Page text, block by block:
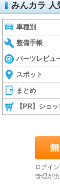
みんカラ 人
車種別
整備手帳
パーツレビュ
スポット
まとめ
【PR】ショ
ログイ
管理が